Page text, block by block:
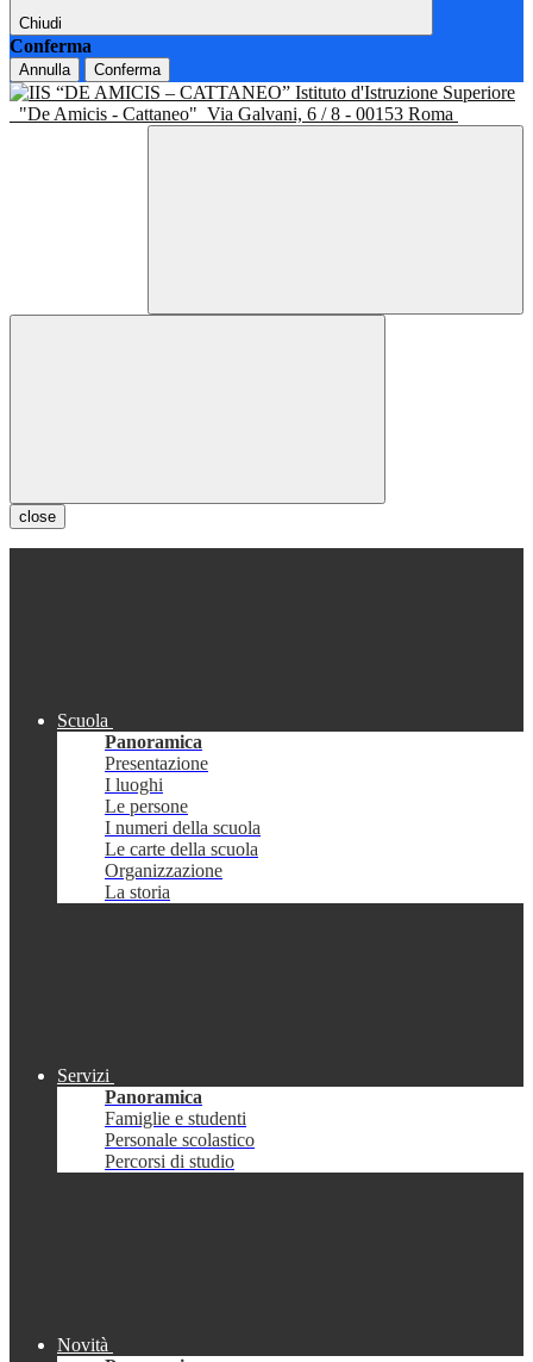
Chiudi
Conferma
Annulla Conferma
Istituto d'Istruzione Superiore
"De Amicis - Cattaneo" Via Galvani, 6 / 8 - 00153 Roma
close
Scuola
Panoramica
Presentazione
I luoghi
Le persone
I numeri della scuola
Le carte della scuola
Organizzazione
La storia
Servizi
Panoramica
Famiglie e studenti
Personale scolastico
Percorsi di studio
Novità